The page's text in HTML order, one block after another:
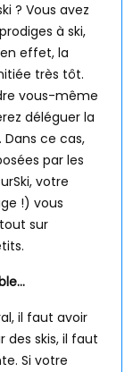
? Vous avez
à ski,
effet, la
très tôt.
vous-même
déléguer la
ce cas,
par les
votre
!) vous
sur
il faut avoir
skis, il faut
Si votre